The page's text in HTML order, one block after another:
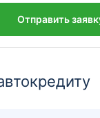
Отправить